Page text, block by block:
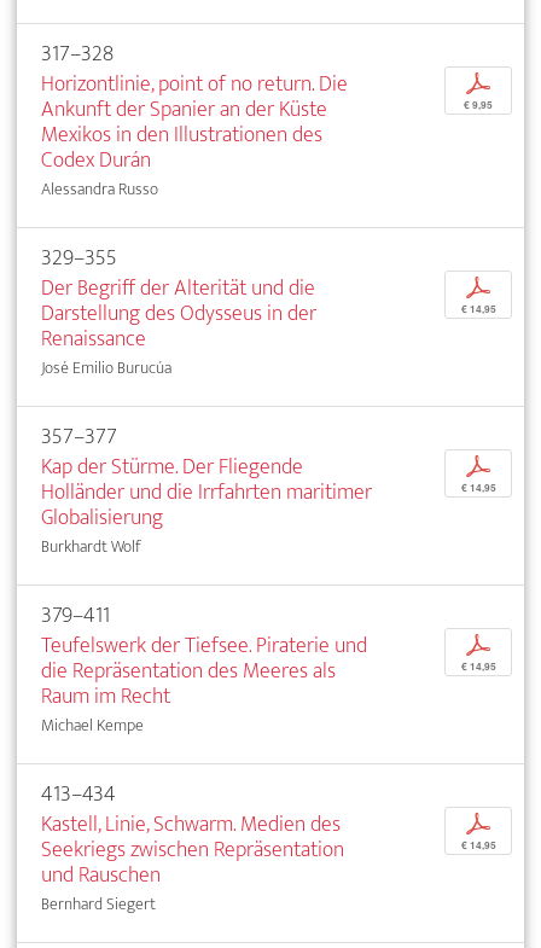
317–328
Horizontlinie, point of no return. Die
Ankunft der Spanier an der Küste
Mexikos in den Illustrationen des
Codex Durán
Alessandra Russo
p
€ 9,95
329–355
Der Begriff der Alterität und die
Darstellung des Odysseus in der
Renaissance
José Emilio Burucúa
p
€ 14,95
357–377
Kap der Stürme. Der Fliegende
Holländer und die Irrfahrten maritimer
Globalisierung
Burkhardt Wolf
p
€ 14,95
379–411
Teufelswerk der Tiefsee. Piraterie und
die Repräsentation des Meeres als
Raum im Recht
Michael Kempe
p
€ 14,95
413–434
Kastell, Linie, Schwarm. Medien des
Seekriegs zwischen Repräsentation
und Rauschen
Bernhard Siegert
p
€ 14,95